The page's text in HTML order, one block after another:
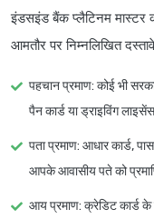
इंडसइंड बैंक प्लैटिनम
आमतौर पर निम्नलिखित
पहचान प्रमाण: कोई भी
पैन कार्ड या ड्राइविंग
पता प्रमाण: आधार कार्ड,
आपके आवासीय पते को
आय प्रमाण: क्रेडिट कार्ड